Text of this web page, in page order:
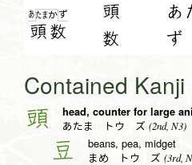
あたま
頭
かず
数
頭
数
あ
ず
Contained
頭 head, counter for large
あたま トウ ズ (2nd, N3)
豆 beans, pea, midget
まめ トウ ズ (3rd,